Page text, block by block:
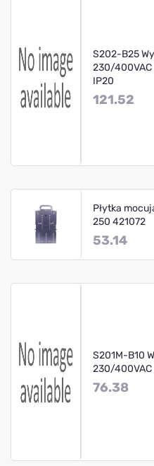
S202-B25
230/400VAC
IP20
121.52
Płytka
250 421072
53.14
S201M-B10
230/400VAC
76.38